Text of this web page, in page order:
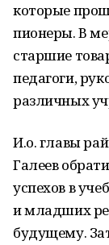
которые
пионеры. В
старшие
педагоги,
различных
И.о. главы
Галеев
успехов в
и младших
будущему.